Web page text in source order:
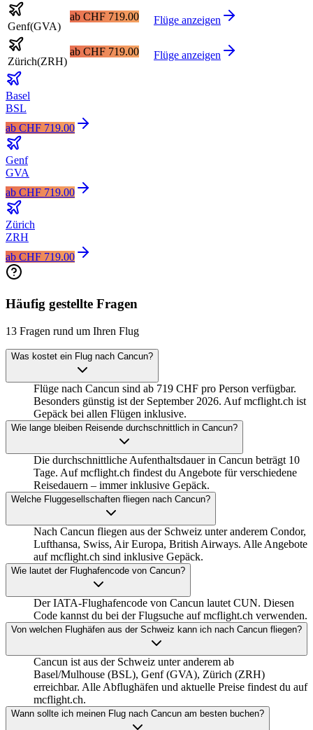
Genf(GVA)
ab CHF 719.00 Flüge anzeigen
Zürich(ZRH)
ab CHF 719.00 Flüge anzeigen
Basel
BSL
ab CHF 719.00
Genf
GVA
ab CHF 719.00
Zürich
ZRH
ab CHF 719.00
Häufig gestellte Fragen
13 Fragen rund um Ihren Flug
Was kostet ein Flug nach Cancun?
Flüge nach Cancun sind ab 719 CHF pro Person verfügbar.
Besonders günstig ist der September 2026. Auf mcflight.ch ist
Gepäck bei allen Flügen inklusive.
Wie lange bleiben Reisende durchschnittlich in Cancun?
Die durchschnittliche Aufenthaltsdauer in Cancun beträgt 10
Tage. Auf mcflight.ch findest du Angebote für verschiedene
Reisedauern – immer inklusive Gepäck.
Welche Fluggesellschaften fliegen nach Cancun?
Nach Cancun fliegen aus der Schweiz unter anderem Condor,
Lufthansa, Swiss, Air Europa, British Airways. Alle Angebote
auf mcflight.ch sind inklusive Gepäck.
Wie lautet der Flughafencode von Cancun?
Der IATA-Flughafencode von Cancun lautet CUN. Diesen
Code kannst du bei der Flugsuche auf mcflight.ch verwenden.
Von welchen Flughäfen aus der Schweiz kann ich nach Cancun fliegen?
Cancun ist aus der Schweiz unter anderem ab
Basel/Mulhouse (BSL), Genf (GVA), Zürich (ZRH)
erreichbar. Alle Abflughäfen und aktuelle Preise findest du auf
mcflight.ch.
Wann sollte ich meinen Flug nach Cancun am besten buchen?